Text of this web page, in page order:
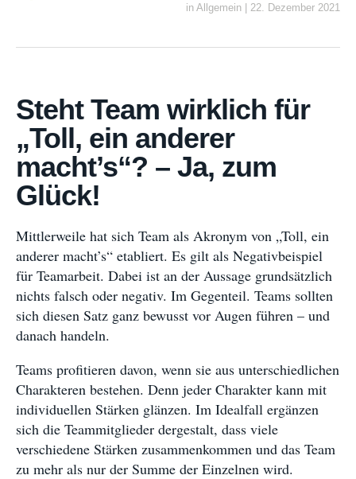
in Allgemein 22. Dezember 2021
Steht Team wirklich für
„Toll, ein anderer
macht’s“? – Ja, zum
Glück!
Mittlerweile hat sich Team als Akronym von „Toll, ein
anderer macht’s“ etabliert. Es gilt als Negativbeispiel
für Teamarbeit. Dabei ist an der Aussage grundsätzlich
nichts falsch oder negativ. Im Gegenteil. Teams sollten
sich diesen Satz ganz bewusst vor Augen führen – und
danach handeln.
Teams profitieren davon, wenn sie aus unterschiedlichen
Charakteren bestehen. Denn jeder Charakter kann mit
individuellen Stärken glänzen. Im Idealfall ergänzen
sich die Teammitglieder dergestalt, dass viele
verschiedene Stärken zusammenkommen und das Team
zu mehr als nur der Summe der Einzelnen wird.